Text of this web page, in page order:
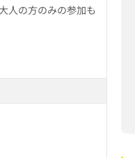
人の方のみの参加も